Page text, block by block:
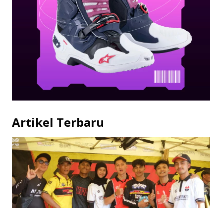
Artikel Terbaru